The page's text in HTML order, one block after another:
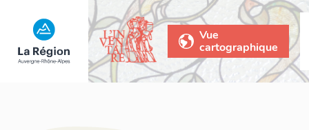
Vue
cartographique